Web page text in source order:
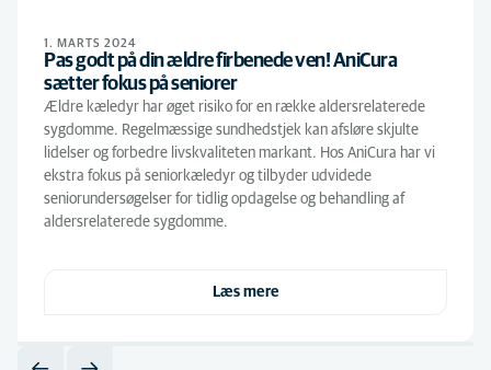
1. MARTS 2024
Pas godt på din ældre firbenede ven! AniCura
sætter fokus på seniorer
Ældre kæledyr har øget risiko for en række aldersrelaterede
sygdomme. Regelmæssige sundhedstjek kan afsløre skjulte
lidelser og forbedre livskvaliteten markant. Hos AniCura har vi
ekstra fokus på seniorkæledyr og tilbyder udvidede
seniorundersøgelser for tidlig opdagelse og behandling af
aldersrelaterede sygdomme.
Læs mere